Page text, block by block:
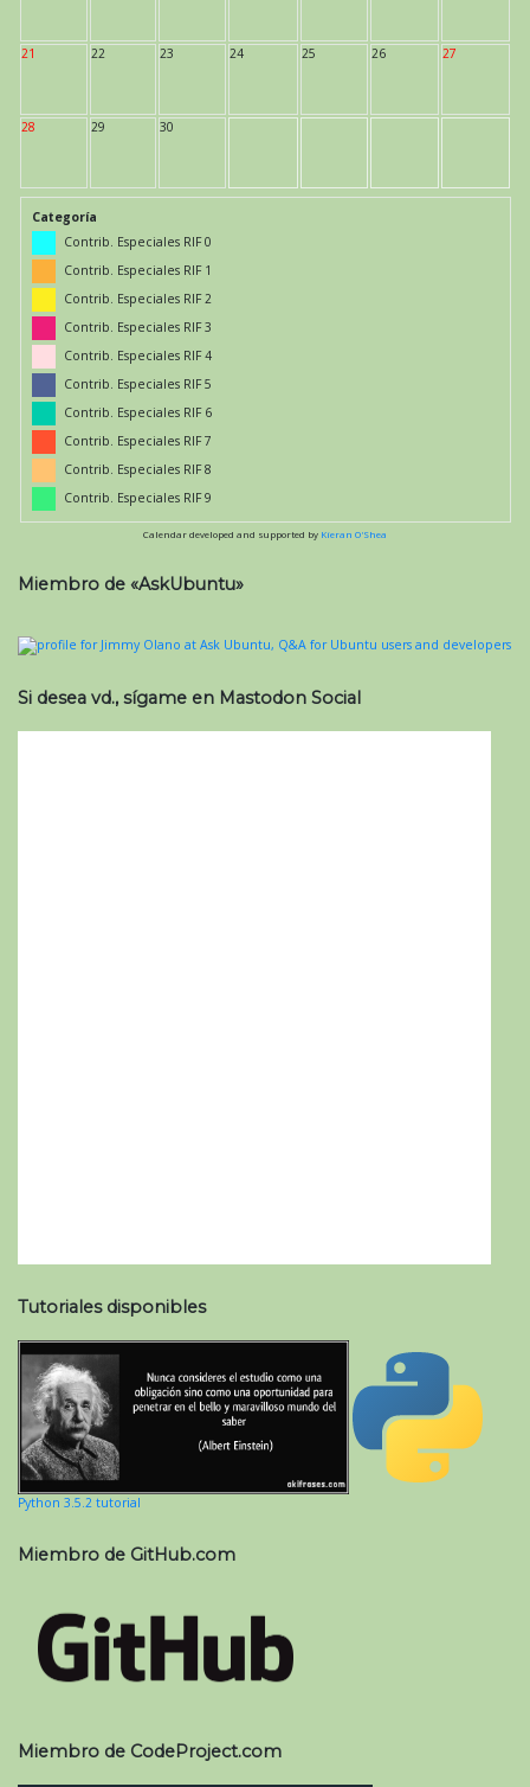
21 22 23 24 25 26 27
28 29 30
Categoría
Contrib. Especiales RIF 0
Contrib. Especiales RIF 1
Contrib. Especiales RIF 2
Contrib. Especiales RIF 3
Contrib. Especiales RIF 4
Contrib. Especiales RIF 5
Contrib. Especiales RIF 6
Contrib. Especiales RIF 7
Contrib. Especiales RIF 8
Contrib. Especiales RIF 9
Calendar developed and supported by Kieran O'Shea
Miembro de «AskUbuntu»
Si desea vd., sígame en Mastodon Social
Tutoriales disponibles
Python 3.5.2 tutorial
Miembro de GitHub.com
Miembro de CodeProject.com